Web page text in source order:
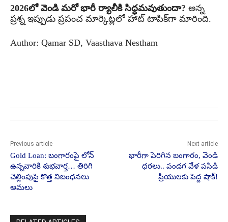
2026లో వెండి మరో భారీ ర్యాలీకి సిద్ధమవుతుందా? అన్న
ప్రశ్న ఇప్పుడు ప్రపంచ మార్కెట్లలో హాట్ టాపిక్‌గా మారింది.
Author: Qamar SD, Vaasthava Nestham
Previous article
Gold Loan: బంగారంపై లోన్
ఉన్నవారికి శుభవార్త… తిరిగి
చెల్లింపుపై కొత్త నిబంధనలు
అమలు
Next article
భారీగా పెరిగిన బంగారం, వెండి
ధరలు.. పండగ వేళ పసిడి
ప్రియులకు పెద్ద షాక్!